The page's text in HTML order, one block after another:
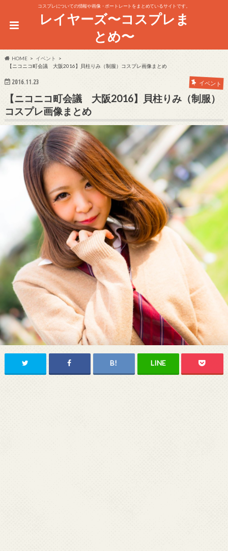
コスプレについての情報や画像・ポートレートをまとめているサイトです。
レイヤーズ〜コスプレま
とめ〜
HOME
イベント
【ニコニコ町会議 大阪2016】貝柱りみ（制服）コスプレ画像まとめ
2016.11.23 イベント
【ニコニコ町会議 大阪2016】貝柱りみ（制服）
コスプレ画像まとめ